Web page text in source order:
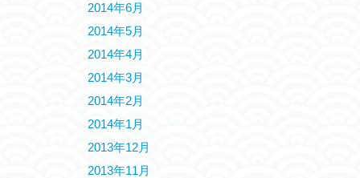
2014年6月
2014年5月
2014年4月
2014年3月
2014年2月
2014年1月
2013年12月
2013年11月